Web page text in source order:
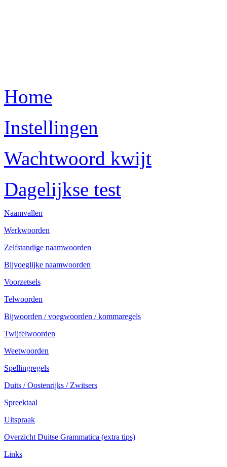
Home
Instellingen
Wachtwoord kwijt
Dagelijkse test
Naamvallen
Werkwoorden
Zelfstandige naamwoorden
Bijvoeglijke naamwoorden
Voorzetsels
Telwoorden
Bijwoorden / voegwoorden / kommaregels
Twijfelwoorden
Weetwoorden
Spellingregels
Duits / Oostenrijks / Zwitsers
Spreektaal
Uitspraak
Overzicht Duitse Grammatica (extra tips)
Links